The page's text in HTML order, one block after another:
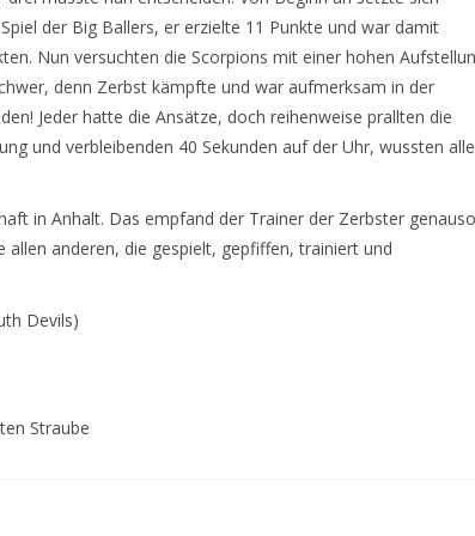
der Big Ballers, er erzielte 11 Punkte und war damit
Nun versuchten die Scorpions mit einer hohen
denn Zerbst kämpfte und war aufmerksam in der
Jeder hatte die Ansätze, doch reihenweise prallten die
und verbleibenden 40 Sekunden auf der Uhr, wussten alle
in Anhalt. Das empfand der Trainer der Zerbster
allen anderen, die gespielt, gepfiffen, trainiert und
Devils)
Straube